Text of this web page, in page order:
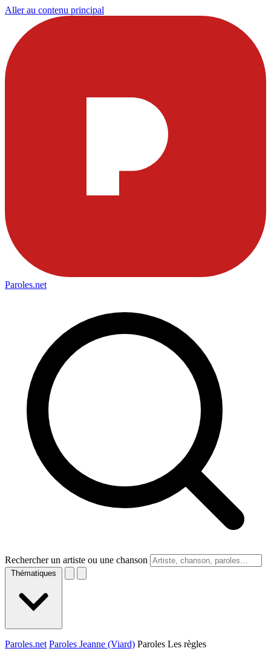
Aller au contenu principal
Paroles.net
Rechercher un artiste ou une chanson
Thématiques
Paroles.net Paroles Jeanne (Viard) Paroles Les règles